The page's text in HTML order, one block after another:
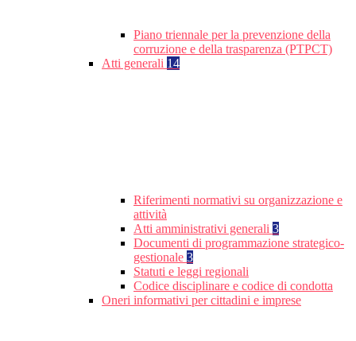
Piano triennale per la prevenzione della
corruzione e della trasparenza (PTPCT)
Atti generali 14
Riferimenti normativi su organizzazione e
attività
Atti amministrativi generali 3
Documenti di programmazione strategico-
gestionale 3
Statuti e leggi regionali
Codice disciplinare e codice di condotta
Oneri informativi per cittadini e imprese